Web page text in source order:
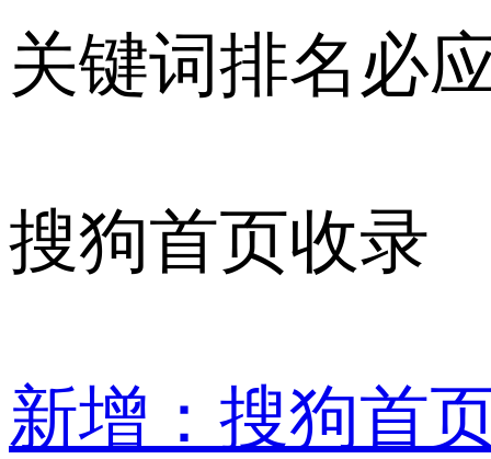
关键词排名必
搜狗首页收录
新增：搜狗首